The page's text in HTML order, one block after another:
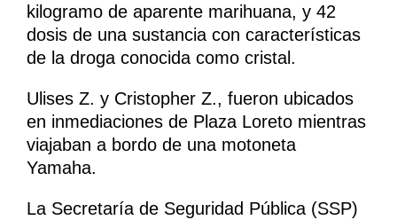
kilogramo de aparente marihuana, y 42
dosis de una sustancia con características
de la droga conocida como cristal.
Ulises Z. y Cristopher Z., fueron ubicados
en inmediaciones de Plaza Loreto mientras
viajaban a bordo de una motoneta
Yamaha.
La Secretaría de Seguridad Pública (SSP)